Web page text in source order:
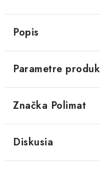
Popis
Parametre
Značka Polimat
Diskusia